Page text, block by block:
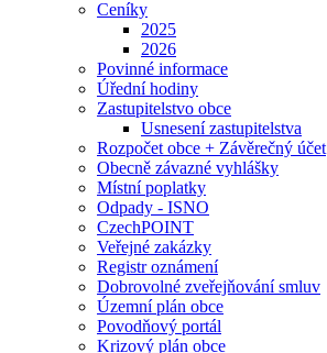
Ceníky
2025
2026
Povinné informace
Úřední hodiny
Zastupitelstvo obce
Usnesení zastupitelstva
Rozpočet obce + Závěrečný účet
Obecně závazné vyhlášky
Místní poplatky
Odpady - ISNO
CzechPOINT
Veřejné zakázky
Registr oznámení
Dobrovolné zveřejňování smluv
Územní plán obce
Povodňový portál
Krizový plán obce